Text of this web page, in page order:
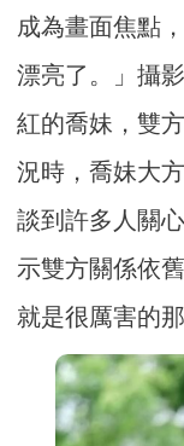
成為畫面焦點
漂亮了。」攝
紅的喬妹，雙
況時，喬妹大
談到許多人關
示雙方關係依
就是很厲害的